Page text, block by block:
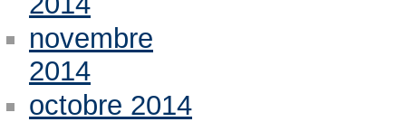
novembre
2014
octobre 2014